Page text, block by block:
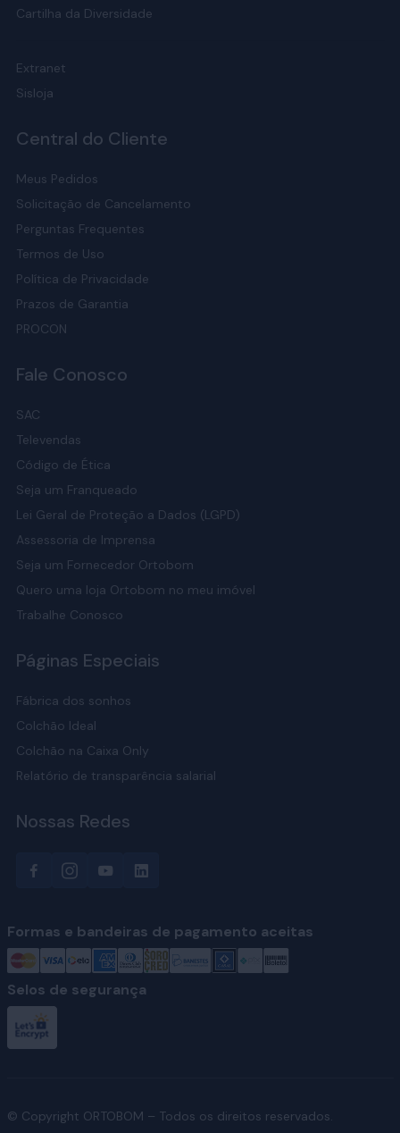
Cartilha da Diversidade
Extranet
Sisloja
Central do Cliente
Meus Pedidos
Solicitação de Cancelamento
Perguntas Frequentes
Termos de Uso
Política de Privacidade
Prazos de Garantia
PROCON
Fale Conosco
SAC
Televendas
Código de Ética
Seja um Franqueado
Lei Geral de Proteção a Dados (LGPD)
Assessoria de Imprensa
Seja um Fornecedor Ortobom
Quero uma loja Ortobom no meu imóvel
Trabalhe Conosco
Páginas Especiais
Fábrica dos sonhos
Colchão Ideal
Colchão na Caixa Only
Relatório de transparência salarial
Nossas Redes
Formas e bandeiras de pagamento aceitas
Selos de segurança
© Copyright ORTOBOM – Todos os direitos reservados.